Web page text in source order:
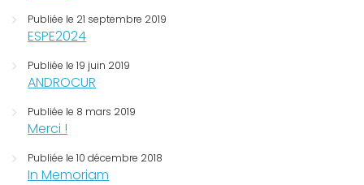
Publiée le 21 septembre 2019
ESPE2024
Publiée le 19 juin 2019
ANDROCUR
Publiée le 8 mars 2019
Merci !
Publiée le 10 décembre 2018
In Memoriam